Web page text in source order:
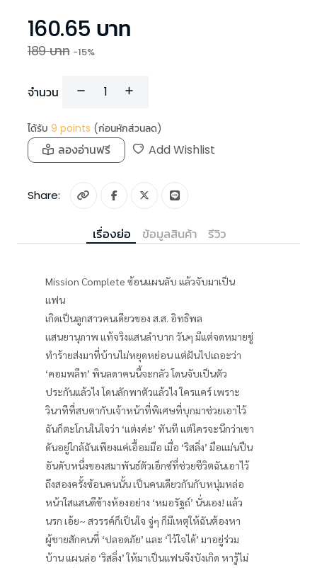
160.65 บาท
189บาท -15%
จำนวน
ได้รับ 9 points (ก่อนหักส่วนลด)
ลองอ่านฟรี Add Wishlist
Share:
เรื่องย่อ ข้อมูลสินค้า รีวิว
Mission Complete ซ้อนแผนลับ แล้วจับมาเป็น
แฟน
เกิดเป็นลูกสาวคนเดียวของ ส.ส. อิทธิพล
แสนยานุภาพ แท้จริงแสนลำบาก วันๆ มีแต่จดหมายขู่
ทำร้ายส่งมาที่บ้านไม่หยุดหย่อน แต่ฝันไปเถอะว่า
‘คอมพลีท’ พินลดาคนนี้จะกลัว โดนจับเป็นตัว
ประกันแล้วไง โดนลักพาตัวแล้วไง ใครแคร์ เพราะ
วินาทีที่สบตากับเจ้าหน้าที่พิเศษที่บุกมาช่วยเอาไว้
ฉันก็ตะโกนในใจว่า ‘แต่งค่ะ’ ทันที แต่ใครจะนึกว่าเขา
ดันอยู่ใกล้ฉันเพียงแค่เอื้อมมือ เมื่อ ‘ริสลิ่ง’ มือแม่นปืน
อันดับหนึ่งของสมาพันธ์ตัวเอ็กซ์ที่ช่วยชีวิตฉันเอาไว้
ถึงสองครั้งซ้อนคนนั้น เป็นคนเดียวกันกับหนุ่มหล่อ
หน้าใสแสนดีข้างห้องอย่าง ‘หมอรัฐถ์’ นั่นเอง! แล้ว
นรก เอ้ย~ สวรรค์ก็เป็นใจ จู่ๆ ก็มีเหตุให้ฉันต้องหา
ผู้ชายสักคนที่ ‘ปลอดภัย’ และ ‘ไว้ใจได้’ มาอยู่ร่วม
บ้าน แผนล่อ ‘ริสลิ่ง’ ให้มาเป็นแฟนจึงบังเกิด หารู้ไม่